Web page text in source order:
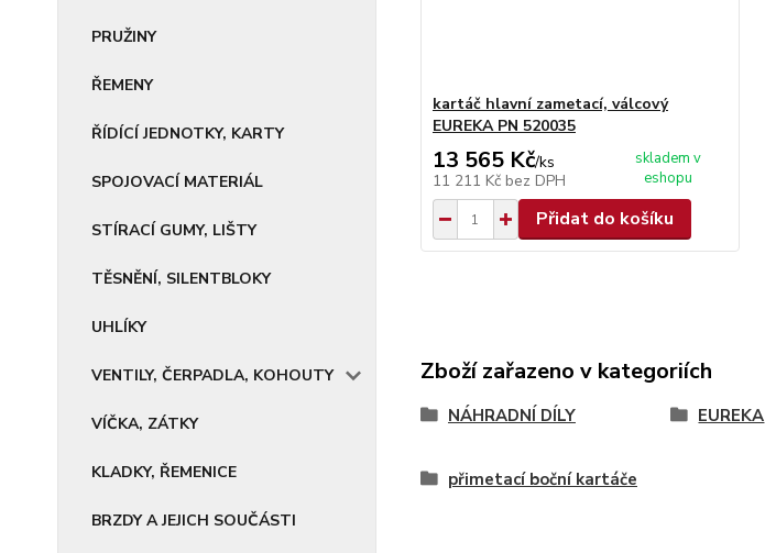
PRUŽINY
ŘEMENY
ŘÍDÍCÍ JEDNOTKY, KARTY
SPOJOVACÍ MATERIÁL
STÍRACÍ GUMY, LIŠTY
TĚSNĚNÍ, SILENTBLOKY
UHLÍKY
VENTILY, ČERPADLA, KOHOUTY
VÍČKA, ZÁTKY
KLADKY, ŘEMENICE
BRZDY A JEJICH SOUČÁSTI
kartáč hlavní zametací, válcový
EUREKA PN 520035
13 565 Kč/ks
11 211 Kč bez DPH
skladem v
eshopu
Přidat do košíku
Zboží zařazeno v kategoriích
NÁHRADNÍ DÍLY EUREKA
přimetací boční kartáče